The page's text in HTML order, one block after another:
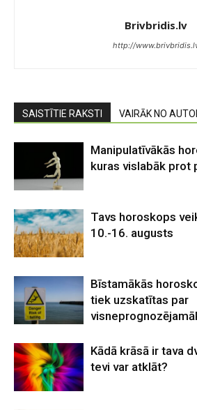
Brivbridis.lv
http://
SAISTĪTIE RAKSTI VAIRĀK NO
Manipulatīvākās
kuras vislabāk prot
Tavs horoskops
10.-16. augusts
Bīstamākās
tiek uzskatītas par
Kādā krāsā ir tava
tevi var atklāt?